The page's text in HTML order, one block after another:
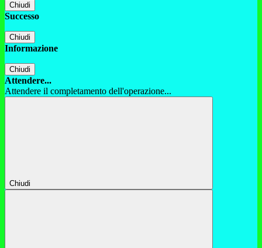
Chiudi
Successo
Chiudi
Informazione
Chiudi
Attendere...
Attendere il completamento dell'operazione...
Chiudi